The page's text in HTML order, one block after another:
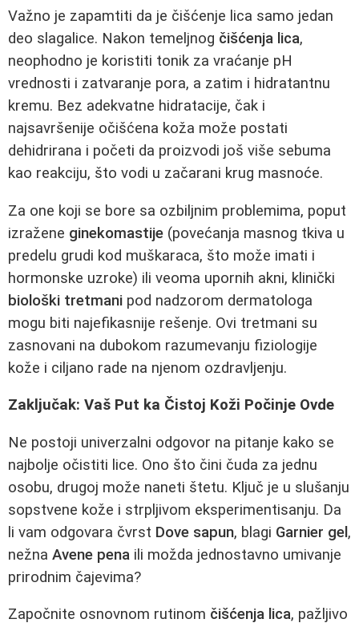
Važno je zapamtiti da je čišćenje lica samo jedan
deo slagalice. Nakon temeljnog čišćenja lica,
neophodno je koristiti tonik za vraćanje pH
vrednosti i zatvaranje pora, a zatim i hidratantnu
kremu. Bez adekvatne hidratacije, čak i
najsavršenije očišćena koža može postati
dehidrirana i početi da proizvodi još više sebuma
kao reakciju, što vodi u začarani krug masnoće.
Za one koji se bore sa ozbiljnim problemima, poput
izražene ginekomastije (povećanja masnog tkiva u
predelu grudi kod muškaraca, što može imati i
hormonske uzroke) ili veoma upornih akni, klinički
biološki tretmani pod nadzorom dermatologa
mogu biti najefikasnije rešenje. Ovi tretmani su
zasnovani na dubokom razumevanju fiziologije
kože i ciljano rade na njenom ozdravljenju.
Zaključak: Vaš Put ka Čistoj Koži Počinje Ovde
Ne postoji univerzalni odgovor na pitanje kako se
najbolje očistiti lice. Ono što čini čuda za jednu
osobu, drugoj može naneti štetu. Ključ je u slušanju
sopstvene kože i strpljivom eksperimentisanju. Da
li vam odgovara čvrst Dove sapun, blagi Garnier gel ,
nežna Avene pena ili možda jednostavno umivanje
prirodnim čajevima?
Započnite osnovnom rutinom čišćenja lica, pažljivo